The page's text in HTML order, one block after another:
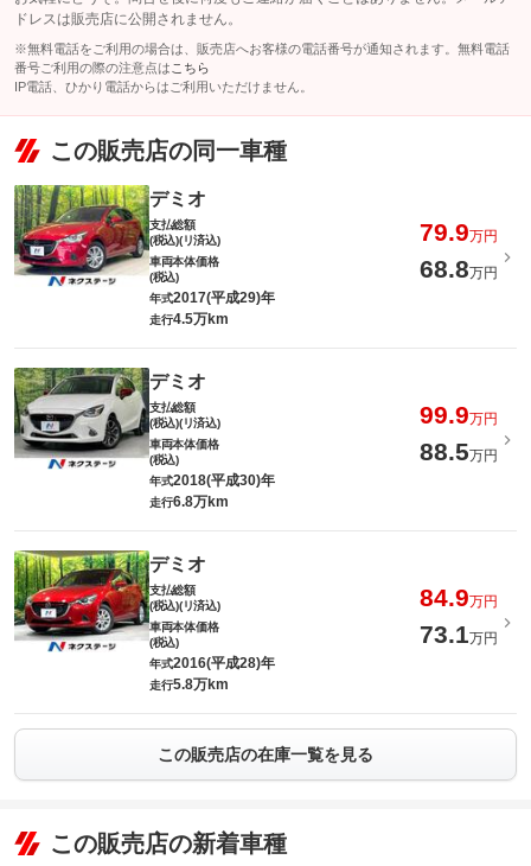
ドレスは販売店に公開されません。
※無料電話をご利用の場合は、販売店へお客様の電話番号が通知されます。無料電話
番号ご利用の際の注意点は こちら
IP電話、ひかり電話からはご利用いただけません。
この販売店の同一車種
デミオ
支払総額
(税込)(リ済込)
79.9万円
車両本体価格
(税込)
68.8万円
年式2017(平成29)年
走行4.5万km
デミオ
支払総額
(税込)(リ済込)
99.9万円
車両本体価格
(税込)
88.5万円
年式2018(平成30)年
走行6.8万km
デミオ
支払総額
(税込)(リ済込)
84.9万円
車両本体価格
(税込)
73.1万円
年式2016(平成28)年
走行5.8万km
この販売店の在庫一覧を見る
この販売店の新着車種